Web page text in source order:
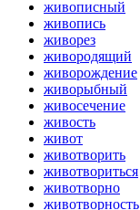
живописный
живопись
живорез
живородящий
живорождение
живорыбный
живосечение
живость
живот
животворить
животвориться
животворно
животворность